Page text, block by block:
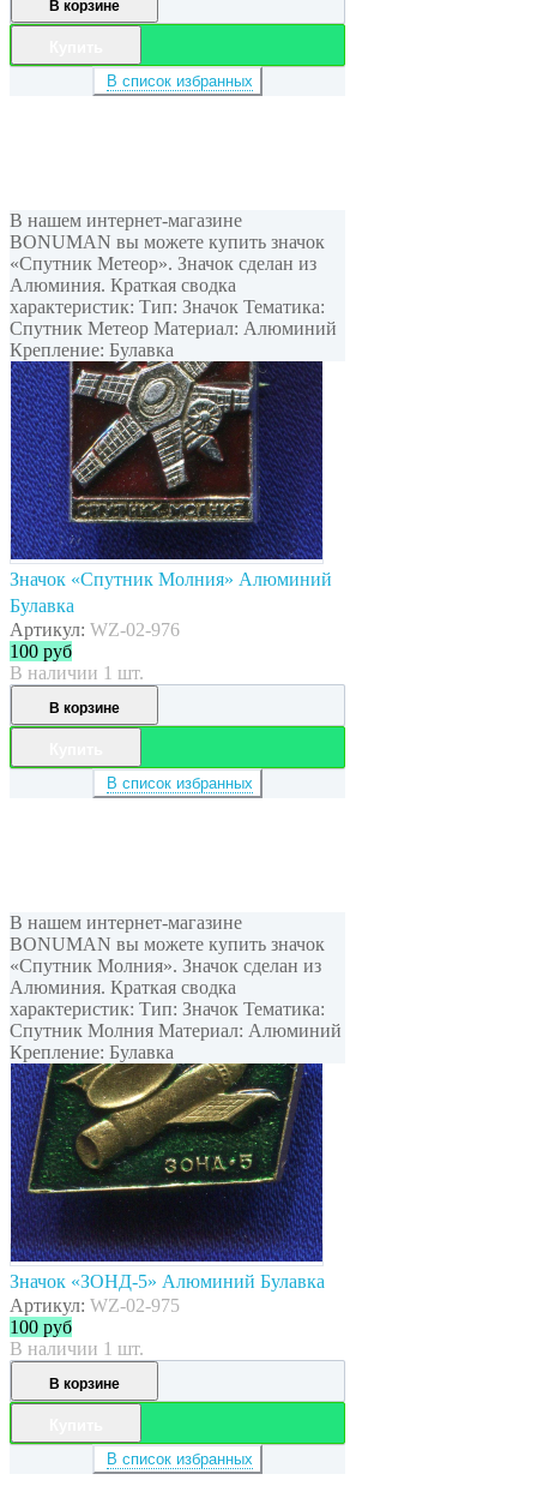
В корзине
В список избранных
В нашем интернет-магазине
BONUMAN вы можете купить значок
«Спутник Метеор». Значок сделан из
Алюминия. Краткая сводка
характеристик: Тип: Значок Тематика:
Спутник Метеор Материал: Алюминий
Крепление: Булавка
Значок «Спутник Молния» Алюминий
Булавка
Артикул: WZ-02-976
100 руб
В наличии 1 шт.
В корзине
В список избранных
В нашем интернет-магазине
BONUMAN вы можете купить значок
«Спутник Молния». Значок сделан из
Алюминия. Краткая сводка
характеристик: Тип: Значок Тематика:
Спутник Молния Материал: Алюминий
Крепление: Булавка
Значок «ЗОНД-5» Алюминий Булавка
Артикул: WZ-02-975
100 руб
В наличии 1 шт.
В корзине
В список избранных